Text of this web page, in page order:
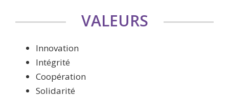
VALEURS
Innovation
Intégrité
Coopération
Solidarité